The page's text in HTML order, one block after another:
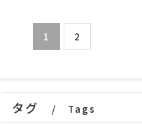
1 2
タグ Tags